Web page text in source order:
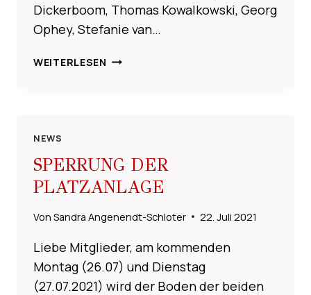
Dickerboom, Thomas Kowalkowski, Georg
Ophey, Stefanie van…
WEITERLESEN NEUE
NEWS
SPERRUNG DER
PLATZANLAGE
Von Sandra Angenendt-Schloter 22. Juli 2021
Liebe Mitglieder, am kommenden
Montag (26.07) und Dienstag
(27.07.2021) wird der Boden der beiden